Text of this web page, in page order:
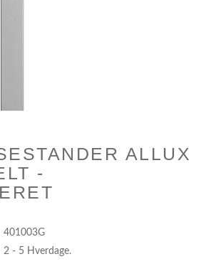
ALLUX
-
401003G
2 - 5 Hverdage.